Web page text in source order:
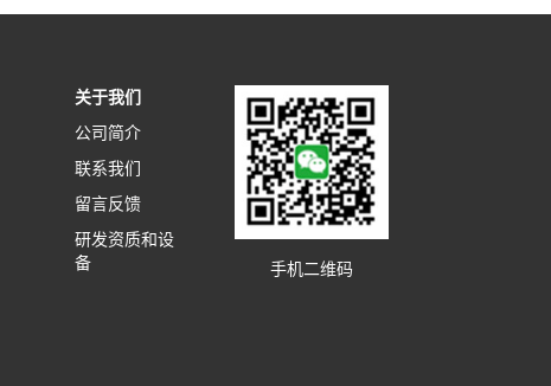
关于我们
公司简介
联系我们
留言反馈
研发资质和设
备
手机二维码